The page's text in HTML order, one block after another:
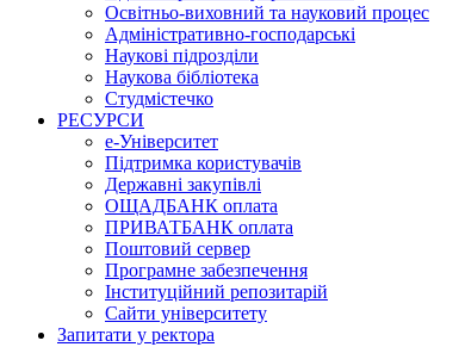
Освітньо-виховний та науковий процес
Адміністративно-господарські
Наукові підрозділи
Наукова бібліотека
Студмістечко
РЕСУРСИ
е-Університет
Підтримка користувачів
Державні закупівлі
ОЩАДБАНК оплата
ПРИВАТБАНК оплата
Поштовий сервер
Програмне забезпечення
Інституційний репозитарій
Сайти університету
Запитати у ректора